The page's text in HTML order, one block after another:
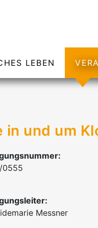
LEBEN
in und um
0555
Messner